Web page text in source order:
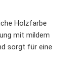
Holzfarbe
mit mildem
sorgt für eine